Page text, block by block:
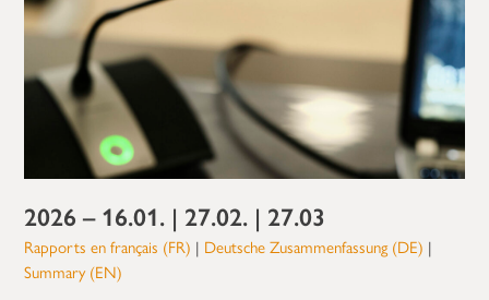
2026 – 16.01. | 27.02. | 27.03
Rapports en français (FR) | Deutsche Zusammenfassung (DE) |
Summary (EN)